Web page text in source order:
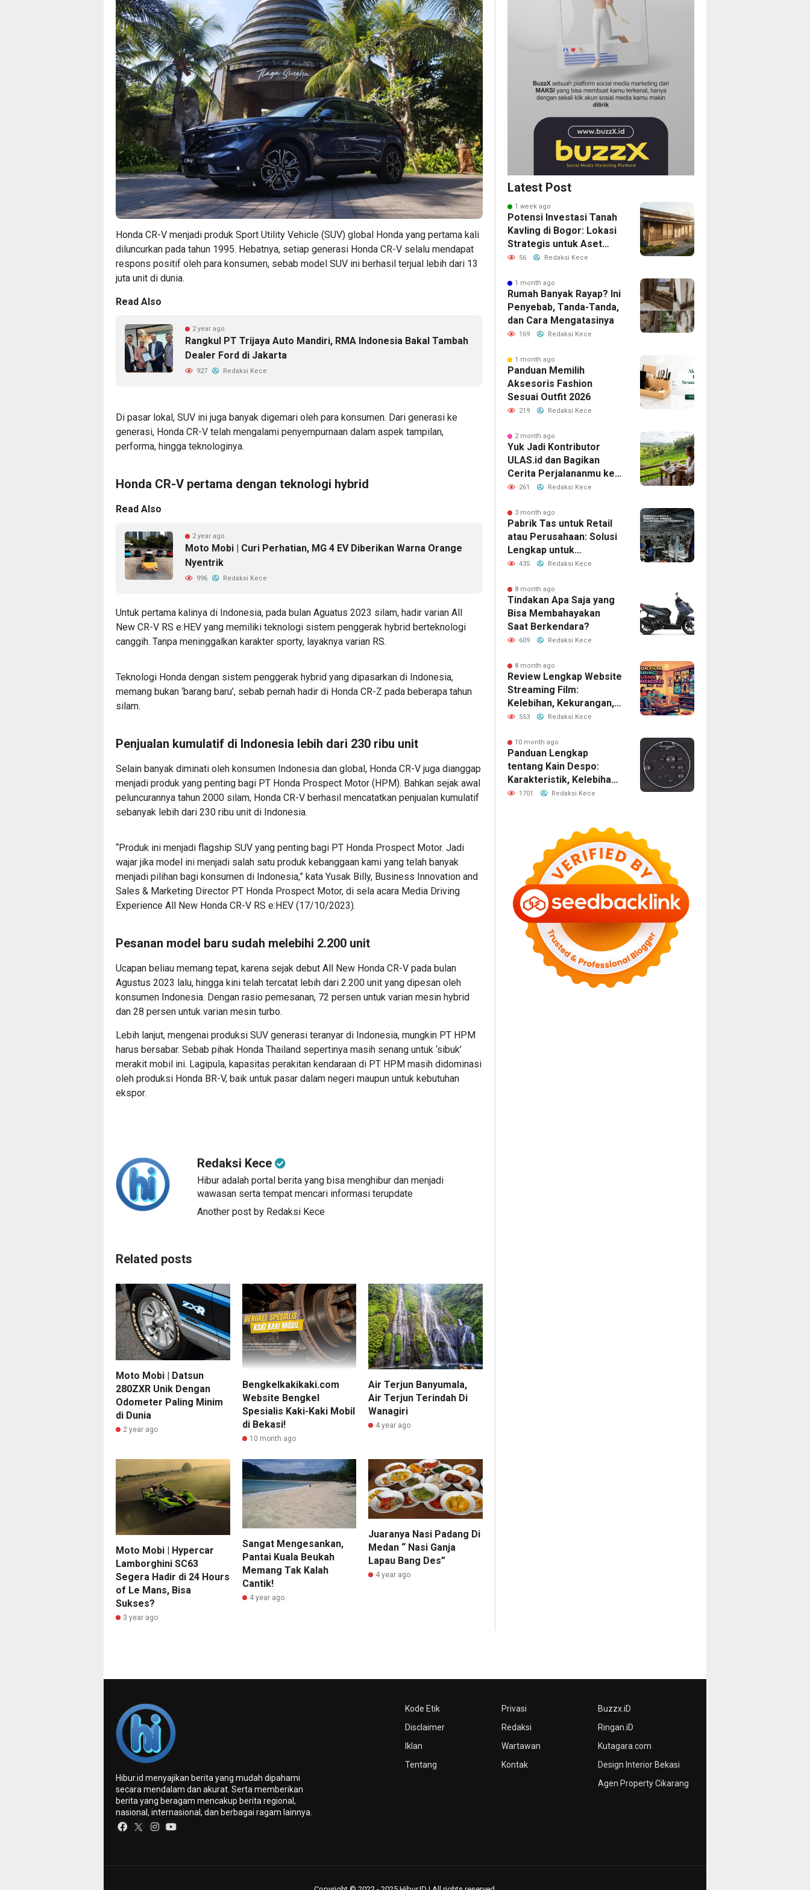
Honda CR-V menjadi produk Sport Utility Vehicle (SUV) global Honda yang pertama kali
diluncurkan pada tahun 1995. Hebatnya, setiap generasi Honda CR-V selalu mendapat
respons positif oleh para konsumen, sebab model SUV ini berhasil terjual lebih dari 13
juta unit di dunia.
Read Also
2 year ago
Rangkul PT Trijaya Auto Mandiri, RMA Indonesia Bakal Tambah
Dealer Ford di Jakarta
927 Redaksi Kece
Di pasar lokal, SUV ini juga banyak digemari oleh para konsumen. Dari generasi ke
generasi, Honda CR-V telah mengalami penyempurnaan dalam aspek tampilan,
performa, hingga teknologinya.
Honda CR-V pertama dengan teknologi hybrid
Read Also
2 year ago
Moto Mobi | Curi Perhatian, MG 4 EV Diberikan Warna Orange
Nyentrik
996 Redaksi Kece
Untuk pertama kalinya di Indonesia, pada bulan Aguatus 2023 silam, hadir varian All
New CR-V RS e:HEV yang memiliki teknologi sistem penggerak hybrid berteknologi
canggih. Tanpa meninggalkan karakter sporty, layaknya varian RS.
Teknologi Honda dengan sistem penggerak hybrid yang dipasarkan di Indonesia,
memang bukan ‘barang baru’, sebab pernah hadir di Honda CR-Z pada beberapa tahun
silam.
Penjualan kumulatif di Indonesia lebih dari 230 ribu unit
Selain banyak diminati oleh konsumen Indonesia dan global, Honda CR-V juga dianggap
menjadi produk yang penting bagi PT Honda Prospect Motor (HPM). Bahkan sejak awal
peluncurannya tahun 2000 silam, Honda CR-V berhasil mencatatkan penjualan kumulatif
sebanyak lebih dari 230 ribu unit di Indonesia.
“Produk ini menjadi flagship SUV yang penting bagi PT Honda Prospect Motor. Jadi
wajar jika model ini menjadi salah satu produk kebanggaan kami yang telah banyak
menjadi pilihan bagi konsumen di Indonesia,” kata Yusak Billy, Business Innovation and
Sales & Marketing Director PT Honda Prospect Motor, di sela acara Media Driving
Experience All New Honda CR-V RS e:HEV (17/10/2023).
Pesanan model baru sudah melebihi 2.200 unit
Ucapan beliau memang tepat, karena sejak debut All New Honda CR-V pada bulan
Agustus 2023 lalu, hingga kini telah tercatat lebih dari 2.200 unit yang dipesan oleh
konsumen Indonesia. Dengan rasio pemesanan, 72 persen untuk varian mesin hybrid
dan 28 persen untuk varian mesin turbo.
Lebih lanjut, mengenai produksi SUV generasi teranyar di Indonesia, mungkin PT HPM
harus bersabar. Sebab pihak Honda Thailand sepertinya masih senang untuk ‘sibuk’
merakit mobil ini. Lagipula, kapasitas perakitan kendaraan di PT HPM masih didominasi
oleh produksi Honda BR-V, baik untuk pasar dalam negeri maupun untuk kebutuhan
ekspor.
Redaksi Kece
Hibur adalah portal berita yang bisa menghibur dan menjadi
wawasan serta tempat mencari informasi terupdate
Another post by Redaksi Kece
Related posts
Moto Mobi | Datsun
280ZXR Unik Dengan
Odometer Paling Minim
di Dunia
2 year ago
Bengkelkakikaki.com
Website Bengkel
Spesialis Kaki-Kaki Mobil
di Bekasi!
10 month ago
Air Terjun Banyumala,
Air Terjun Terindah Di
Wanagiri
4 year ago
Moto Mobi | Hypercar
Lamborghini SC63
Segera Hadir di 24 Hours
of Le Mans, Bisa
Sukses?
3 year ago
Sangat Mengesankan,
Pantai Kuala Beukah
Memang Tak Kalah
Cantik!
4 year ago
Juaranya Nasi Padang Di
Medan “ Nasi Ganja
Lapau Bang Des”
4 year ago
Latest Post
1 week ago
Potensi Investasi Tanah
Kavling di Bogor: Lokasi
Strategis untuk Aset
Masa Depan
56 Redaksi Kece
1 month ago
Rumah Banyak Rayap? Ini
Penyebab, Tanda-Tanda,
dan Cara Mengatasinya
169 Redaksi Kece
1 month ago
Panduan Memilih
Aksesoris Fashion
Sesuai Outfit 2026
219 Redaksi Kece
2 month ago
Yuk Jadi Kontributor
ULAS.id dan Bagikan
Cerita Perjalananmu ke
Lebih Banyak Pembaca
261 Redaksi Kece
3 month ago
Pabrik Tas untuk Retail
atau Perusahaan: Solusi
Lengkap untuk
Kebutuhan Bisnis Anda
435 Redaksi Kece
8 month ago
Tindakan Apa Saja yang
Bisa Membahayakan
Saat Berkendara?
609 Redaksi Kece
8 month ago
Review Lengkap Website
Streaming Film:
Kelebihan, Kekurangan,
dan Fitur Unggulan
553 Redaksi Kece
10 month ago
Panduan Lengkap
tentang Kain Despo:
Karakteristik, Kelebihan,
dan Manfaatnya
1701 Redaksi Kece
Kode Etik
Disclaimer
Iklan
Tentang
Privasi
Redaksi
Wartawan
Kontak
Buzzx.iD
Ringan.iD
Kutagara.com
Design Interior Bekasi
Agen Property Cikarang
Hibur.id menyajikan berita yang mudah dipahami
secara mendalam dan akurat. Serta memberikan
berita yang beragam mencakup berita regional,
nasional, internasional, dan berbagai ragam lainnya.